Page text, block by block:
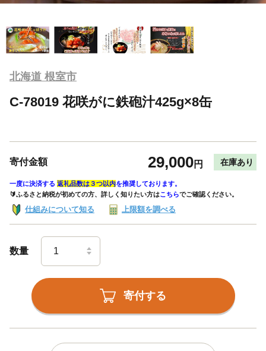
北海道 根室市
C-78019 花咲がに鉄砲汁425g×8缶
寄付金額 29,000円 在庫あり
一度に決済する 返礼品数は３つ以内を推奨しております。
🔰ふるさと納税が初めての方、詳しく知りたい方はこちらでご確認ください。
仕組みについて知る 上限額を調べる
数量
寄付する